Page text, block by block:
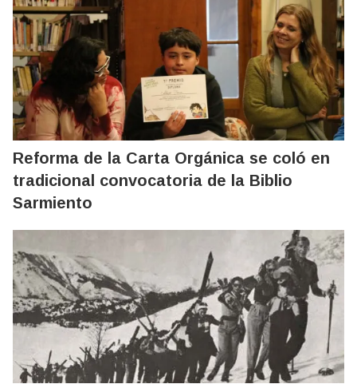
Reforma de la Carta Orgánica se coló en
tradicional convocatoria de la Biblio
Sarmiento